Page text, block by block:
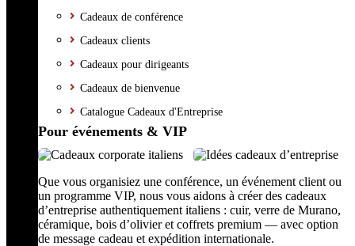
Cadeaux de conférence
Cadeaux clients
Cadeaux pour dirigeants
Cadeaux de bienvenue
Catalogue Cadeaux d'Entreprise
Pour événements & VIP
Que vous organisiez une conférence, un événement client ou
un programme VIP, nous vous aidons à créer des cadeaux
d’entreprise authentiquement italiens : cuir, verre de Murano,
céramique, bois d’olivier et coffrets premium — avec option
de message cadeau et expédition internationale.